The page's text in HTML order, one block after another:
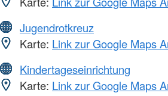
Jugendrotkreuz
Karte: Link zur Google Maps
Kindertageseinrichtung
Karte: Link zur Google Maps